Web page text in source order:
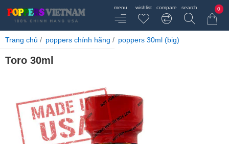
0
Toro 30ml
Trang chủ home
poppers chính hãng poppers 30ml (big)